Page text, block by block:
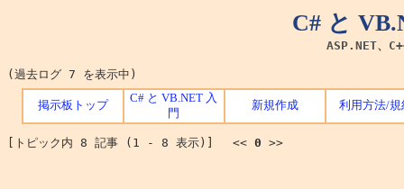
C# と
ASP.NET、
(過去ログ 7 を表示中)
掲示板トップ
C# と VB.NET 入
門
新規作成 利用方法/規
[トピック内 8 記事 (1 - 8 表示)] << 0 >>